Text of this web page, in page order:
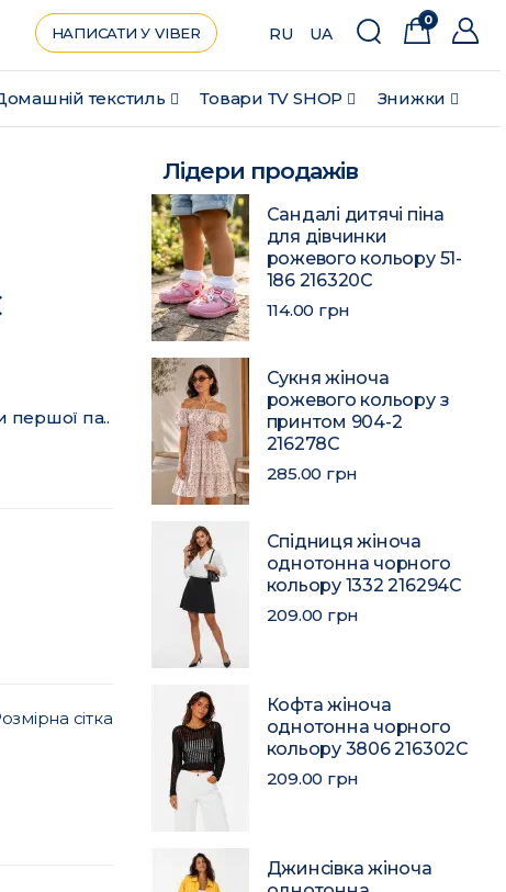
текстиль Товари ТV SHOP Знижки
НАПИСАТИ У VIBER RU UA
0
першої па..
сітка
Лідери продажів
Сандалі дитячі піна
для дівчинки
рожевого кольору 51-
186 216320C
114.00 грн
Сукня жіноча
рожевого кольору з
принтом 904-2
216278C
285.00 грн
Спідниця жіноча
однотонна чорного
кольору 1332 216294C
209.00 грн
Кофта жіноча
однотонна чорного
кольору 3806 216302C
209.00 грн
Джинсівка жіноча